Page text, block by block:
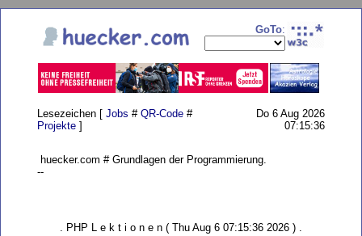
GoTo:
Lesezeichen [ Jobs # QR-Code #
Projekte ]
Do 6 Aug 2026
07:15:36
huecker.com # Grundlagen der Programmierung.
--
. PHP L e k t i o n e n ( Thu Aug 6 07:15:36 2026 ) .